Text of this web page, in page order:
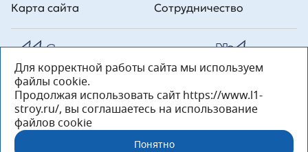
Карта сайта
Сотрудничество
Все права на публикуемые на сайте материалы принадлежат
ООО Л1 Строительная комания №1. Любая информация,
представленная на данном сайте, носит исключительно
информационный характер и ни при каких условиях не является
публичной офертой, определяемой положениями статьи 437 ГК РФ.
«ООО «Л1 Строительная Компания №1» 196233, Санкт-Петербург, ул.
Орджоникидзе, д. 52, литер А, пом. 92-Н, офис 4 ИНН 7810269443,
ОГРН 1027804853559»
Для корректной работы сайта мы используем
файлы cookie.
Продолжая использовать сайт https://www.l1-
stroy.ru/, вы соглашаетесь на использование
файлов cookie
Понятно